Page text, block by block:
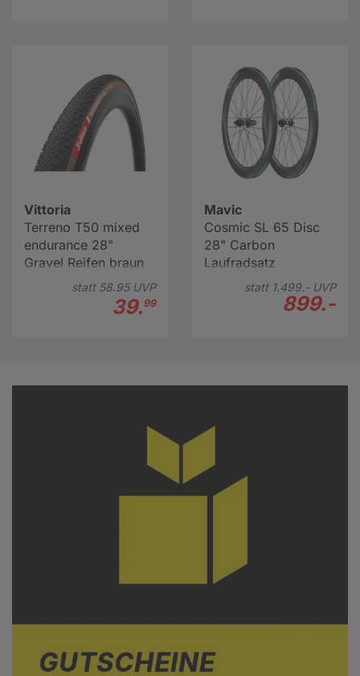
Vittoria
Terreno T50 mixed
endurance 28"
Gravel Reifen braun
statt 58.95UVP
39.99
Mavic
Cosmic SL 65 Disc
28" Carbon
Laufradsatz
statt 1.499.-UVP
899.-